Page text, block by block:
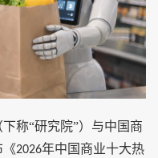
称“研究院”）与中国商
《2026年中国商业十大热